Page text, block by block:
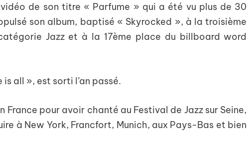
de son titre « Parfume » qui a été vu plus de 30
son album, baptisé « Skyrocked », à la troisième
Jazz et à la 17ème place du billboard word
all », est sorti l’an passé.
France pour avoir chanté au Festival de Jazz sur Seine,
à New York, Francfort, Munich, aux Pays-Bas et bien